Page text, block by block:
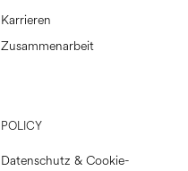
Karrieren
Zusammenarbeit
POLICY
Datenschutz & Cookie-